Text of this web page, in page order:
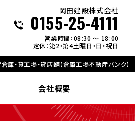
岡田建設株式会社
0155-25-4111
営業時間：08:30 ～ 18:00
定休：第2・第4土曜日・日・祝日
庫・貸工場・貸店舗【倉庫工場不動産バンク】
会社概要